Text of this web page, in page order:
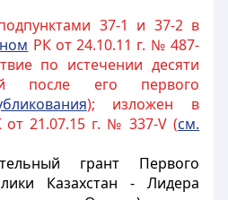
37-1 и 37-2 в
РК от 24.10.11 г. № 487-
по истечении десяти
после его первого
); изложен в
от 21.07.15 г. № 337-V (см.
грант Первого
Казахстан - Лидера